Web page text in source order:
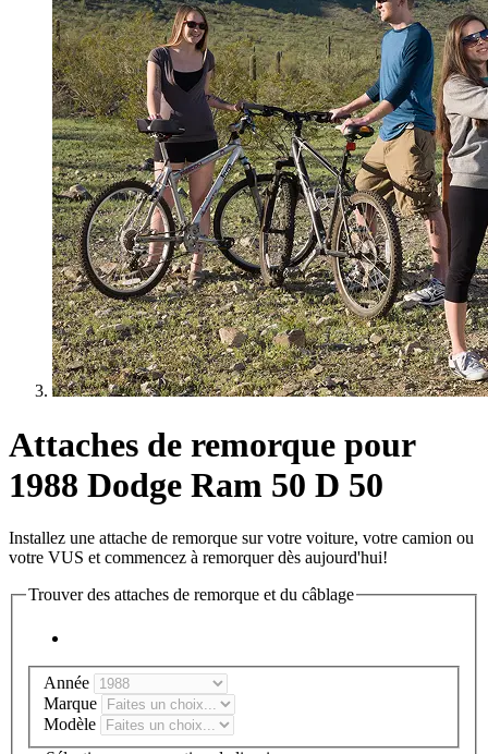
Attaches de remorque pour
1988 Dodge Ram 50 D 50
Installez une attache de remorque sur votre voiture, votre camion ou
votre VUS et commencez à remorquer dès aujourd'hui!
Trouver des attaches de remorque et du câblage
Année
Marque
Modèle